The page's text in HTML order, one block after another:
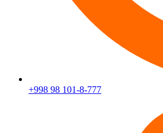
+998 98 101-8-777